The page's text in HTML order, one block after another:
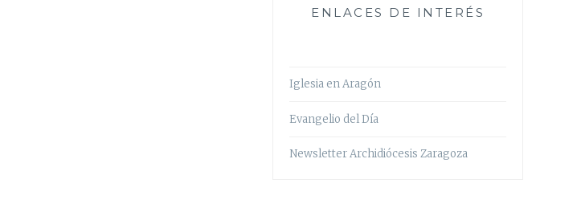
ENLACES DE INTERÉS
Iglesia en Aragón
Evangelio del Día
Newsletter Archidiócesis Zaragoza